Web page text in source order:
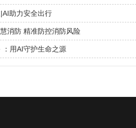
助力安全出行
消防 精准防控消防风险
：用AI守护生命之源